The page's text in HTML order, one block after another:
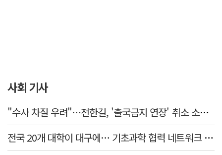
사회 기사
"수사 차질 우려"…전한길, '출국금지 연장' 취소 소송 패소
전국 20개 대학이 대구에… 기초과학 협력 네트워크 출범하다